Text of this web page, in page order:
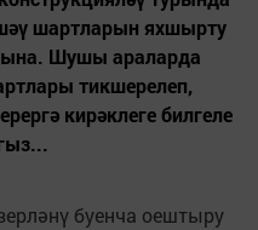
шартларын яхшырту
Шушы араларда
тикшерелеп,
кирәклеге билгеле
буенча оештыру